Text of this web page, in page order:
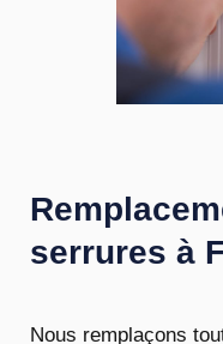
serrures à
Nous remplaçons